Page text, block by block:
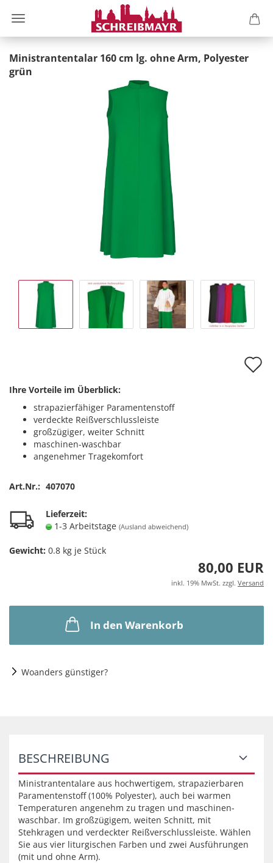
Ministrantentalar 160 cm lg. ohne Arm, Polyester
grün
Ihre Vorteile im Überblick:
strapazierfähiger Paramentenstoff
verdeckte Reißverschlussleiste
großzügiger, weiter Schnitt
maschinen-waschbar
angenehmer Tragekomfort
Art.Nr.: 407070
Lieferzeit:
1-3 Arbeitstage (Ausland abweichend)
Gewicht: 0.8 kg je Stück
80,00 EUR
inkl. 19% MwSt. zzgl. Versand
In den Warenkorb
Woanders günstiger?
BESCHREIBUNG
Ministrantentalare aus hochwertigem, strapazierbaren
Paramentenstoff (100% Polyester), auch bei warmen
Temperaturen angenehm zu tragen und maschinen-
waschbar. Im großzügigem, weiten Schnitt, mit
Stehkragen und verdeckter Reißverschlussleiste. Wählen
Sie aus vier liturgischen Farben und zwei Ausführungen
(mit und ohne Arm).